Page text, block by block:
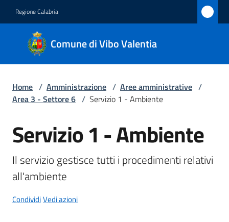
Regione Calabria
Comune di Vibo Valentia
Comune
di Vibo
Valentia
Novità
Servizi
Menu selezionato
Vibo
Home / Amministrazione / Aree amministrative /
Area 3 - Settore 6 / Servizio 1 - Ambiente
Salta al contenuto
Servizio 1 - Ambiente
Il servizio gestisce tutti i procedimenti relativi
all'ambiente
CondividiVedi azioni